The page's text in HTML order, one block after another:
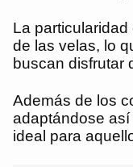
La
de las velas, lo
buscan disfrutar
Además de los
adaptándose
ideal para